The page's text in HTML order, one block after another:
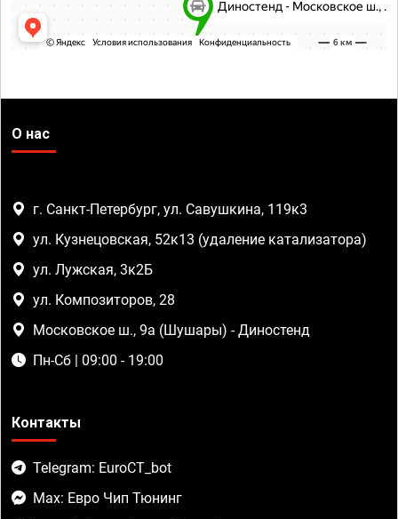
О нас
г. Санкт-Петербург, ул. Савушкина, 119к3
ул. Кузнецовская, 52к13 (удаление катализатора)
ул. Лужская, 3к2Б
ул. Композиторов, 28
Московское ш., 9а (Шушары) - Диностенд
Пн-Сб | 09:00 - 19:00
Контакты
Telegram: EuroCT_bot
Max: Евро Чип Тюнинг